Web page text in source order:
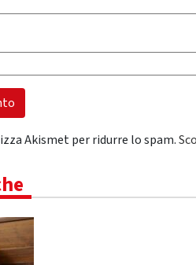
Akismet per ridurre lo spam.